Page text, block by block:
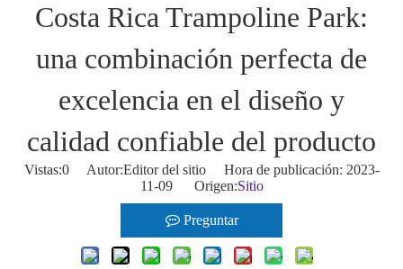
Costa Rica Trampoline Park:
una combinación perfecta de
excelencia en el diseño y
calidad confiable del producto
Vistas:0Autor:Editor del sitio Hora de publicación: 2023-
11-09 Origen:Sitio
Preguntar